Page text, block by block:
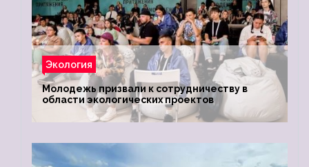
Экология
Молодежь призвали к сотрудничеству в
области экологических проектов